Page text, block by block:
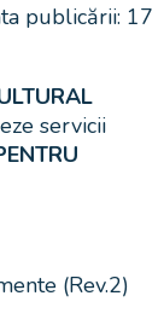
publicării: 17
servicii
(Rev.2)